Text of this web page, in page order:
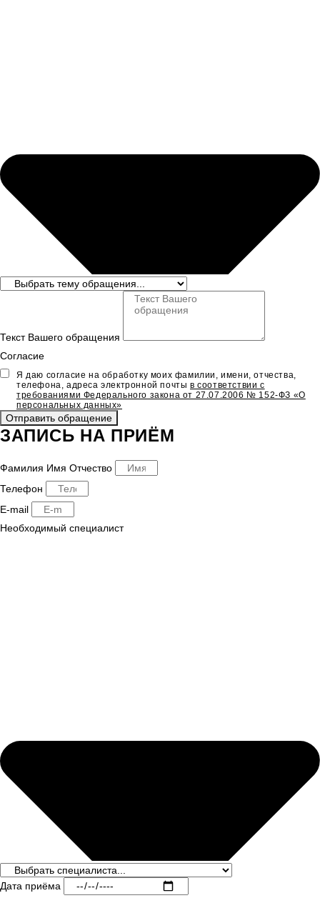
Текст Вашего обращения
Согласие
Я даю согласие на обработку моих фамилии, имени, отчества,
телефона, адреса электронной почтыв соответствии с
требованиями Федерального закона от 27.07.2006 № 152-ФЗ «О
персональных данных»
Отправить обращение
ЗАПИСЬ НА ПРИЁМ
Фамилия Имя Отчество
Телефон
E-mail
Необходимый специалист
Дата приёма